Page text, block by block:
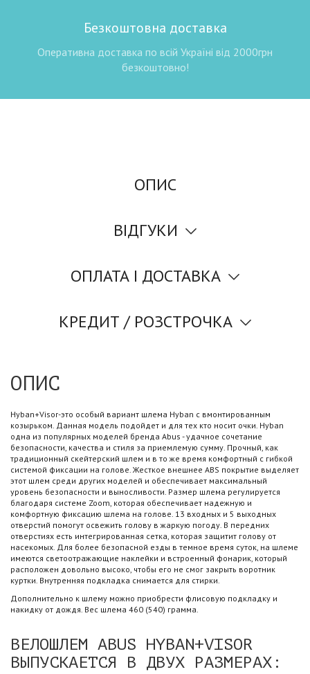
Безкоштовна доставка
Оперативна доставка по всій Україні від 2000грн
безкоштовно!
ОПИС
ВІДГУКИ
ОПЛАТА І ДОСТАВКА
КРЕДИТ / РОЗСТРОЧКА
ОПИС
Hyban+Visor-это особый вариант шлема Hyban с вмонтированным
козырьком. Данная модель подойдет и для тех кто носит очки. Hyban
одна из популярных моделей бренда Abus - удачное сочетание
безопасности, качества и стиля за приемлемую сумму. Прочный, как
традиционный скейтерский шлем и в то же время комфортный с гибкой
системой фиксации на голове. Жесткое внешнее ABS покрытие выделяет
этот шлем среди других моделей и обеспечивает максимальный
уровень безопасности и выносливости. Размер шлема регулируется
благодаря системе Zoom, которая обеспечивает надежную и
комфортную фиксацию шлема на голове. 13 входных и 5 выходных
отверстий помогут освежить голову в жаркую погоду. В передних
отверстиях есть интегрированная сетка, которая защитит голову от
насекомых. Для более безопасной езды в темное время суток, на шлеме
имеются светоотражающие наклейки и встроенный фонарик, который
расположен довольно высоко, чтобы его не смог закрыть воротник
куртки. Внутренняя подкладка снимается для стирки.
Дополнительно к шлему можно приобрести флисовую подкладку и
накидку от дождя. Вес шлема 460 (540) грамма.
ВЕЛОШЛЕМ ABUS HYBAN+VISOR
ВЫПУСКАЕТСЯ В ДВУХ РАЗМЕРАХ: